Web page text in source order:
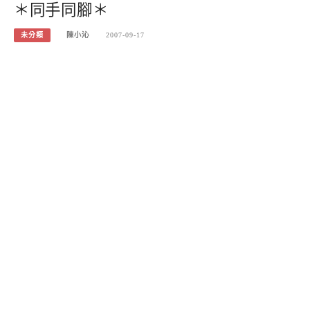
＊同手同腳＊
未分類 陳小沁 2007-09-17